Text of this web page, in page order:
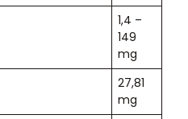
1,4 –
149
mg
27,81
mg